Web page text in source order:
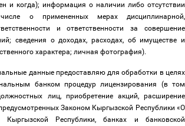
и когда); информация о наличии либо отсутствии
о примененных мерах дисциплинарной,
и ответственности за совершение
сведения о доходах, расходах, об имуществе и
характера; личная фотография).
данные предоставляю для обработки в целях
банком процедур лицензирования (в том
лиц, приобретение акций, расширение
Законом Кыргызской Республики «О
Кыргызской Республики, банках и банковской